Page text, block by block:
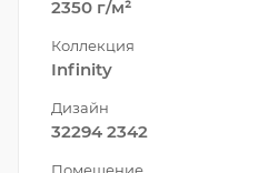
2350 г/м²
Коллекция
Infinity
Дизайн
32294 2342